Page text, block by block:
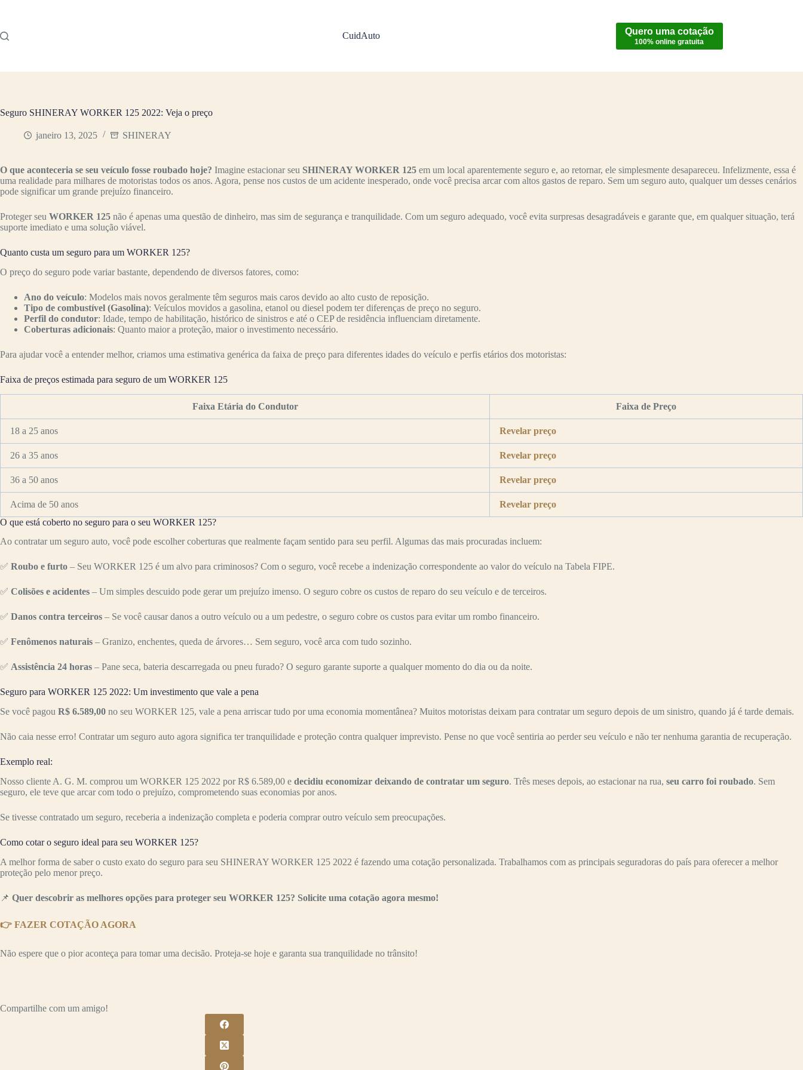
conteúdo
CuidAuto Quero uma cotação
100% online gratuita
Seguro SHINERAY WORKER 125 2022: Veja o preço
janeiro 13, 2025 SHINERAY
O que aconteceria se seu veículo fosse roubado hoje? Imagine estacionar seu SHINERAY WORKER 125 em um local aparentemente seguro e, ao retornar, ele simplesmente desapareceu. Infelizmente, essa é
uma realidade para milhares de motoristas todos os anos. Agora, pense nos custos de um acidente inesperado, onde você precisa arcar com altos gastos de reparo. Sem um seguro auto, qualquer um desses cenários
pode significar um grande prejuízo financeiro.
Proteger seu WORKER 125 não é apenas uma questão de dinheiro, mas sim de segurança e tranquilidade. Com um seguro adequado, você evita surpresas desagradáveis e garante que, em qualquer situação, terá
suporte imediato e uma solução viável.
Quanto custa um seguro para um WORKER 125?
O preço do seguro pode variar bastante, dependendo de diversos fatores, como:
Ano do veículo: Modelos mais novos geralmente têm seguros mais caros devido ao alto custo de reposição.
Tipo de combustível (Gasolina): Veículos movidos a gasolina, etanol ou diesel podem ter diferenças de preço no seguro.
Perfil do condutor: Idade, tempo de habilitação, histórico de sinistros e até o CEP de residência influenciam diretamente.
Coberturas adicionais: Quanto maior a proteção, maior o investimento necessário.
Para ajudar você a entender melhor, criamos uma estimativa genérica da faixa de preço para diferentes idades do veículo e perfis etários dos motoristas:
Faixa de preços estimada para seguro de um WORKER 125
Faixa Etária do Condutor Faixa de Preço
18 a 25 anos Revelar preço
26 a 35 anos Revelar preço
36 a 50 anos Revelar preço
Acima de 50 anos
Revelar preço
O que está coberto no seguro para o seu WORKER 125?
Ao contratar um seguro auto, você pode escolher coberturas que realmente façam sentido para seu perfil. Algumas das mais procuradas incluem:
✅ Roubo e furto – Seu WORKER 125 é um alvo para criminosos? Com o seguro, você recebe a indenização correspondente ao valor do veículo na Tabela FIPE.
✅ Colisões e acidentes – Um simples descuido pode gerar um prejuízo imenso. O seguro cobre os custos de reparo do seu veículo e de terceiros.
✅ Danos contra terceiros – Se você causar danos a outro veículo ou a um pedestre, o seguro cobre os custos para evitar um rombo financeiro.
✅ Fenômenos naturais – Granizo, enchentes, queda de árvores… Sem seguro, você arca com tudo sozinho.
✅ Assistência 24 horas – Pane seca, bateria descarregada ou pneu furado? O seguro garante suporte a qualquer momento do dia ou da noite.
Seguro para WORKER 125 2022: Um investimento que vale a pena
Se você pagou R$ 6.589,00 no seu WORKER 125, vale a pena arriscar tudo por uma economia momentânea? Muitos motoristas deixam para contratar um seguro depois de um sinistro, quando já é tarde demais.
Não caia nesse erro! Contratar um seguro auto agora significa ter tranquilidade e proteção contra qualquer imprevisto. Pense no que você sentiria ao perder seu veículo e não ter nenhuma garantia de recuperação.
Exemplo real:
Nosso cliente A. G. M. comprou um WORKER 125 2022 por R$ 6.589,00 e decidiu economizar deixando de contratar um seguro. Três meses depois, ao estacionar na rua, seu carro foi roubado. Sem
seguro, ele teve que arcar com todo o prejuízo, comprometendo suas economias por anos.
Se tivesse contratado um seguro, receberia a indenização completa e poderia comprar outro veículo sem preocupações.
Como cotar o seguro ideal para seu WORKER 125?
A melhor forma de saber o custo exato do seguro para seu SHINERAY WORKER 125 2022 é fazendo uma cotação personalizada. Trabalhamos com as principais seguradoras do país para oferecer a melhor
proteção pelo menor preço.
📌 Quer descobrir as melhores opções para proteger seu WORKER 125? Solicite uma cotação agora mesmo!
👉 FAZER COTAÇÃO AGORA
Não espere que o pior aconteça para tomar uma decisão. Proteja-se hoje e garanta sua tranquilidade no trânsito!
Compartilhe com um amigo!